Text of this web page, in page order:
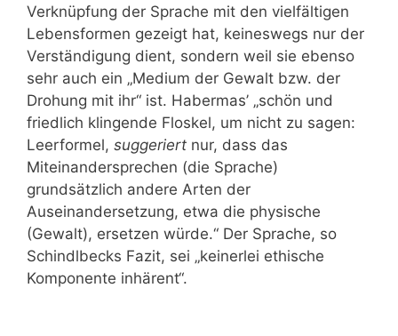
Verknüpfung der Sprache mit den vielfältigen
Lebensformen gezeigt hat, keineswegs nur der
Verständigung dient, sondern weil sie ebenso
sehr auch ein „Medium der Gewalt bzw. der
Drohung mit ihr“ ist. Habermas’ „schön und
friedlich klingende Floskel, um nicht zu sagen:
Leerformel, suggeriert nur, dass das
Miteinandersprechen (die Sprache)
grundsätzlich andere Arten der
Auseinandersetzung, etwa die physische
(Gewalt), ersetzen würde.“ Der Sprache, so
Schindlbecks Fazit, sei „keinerlei ethische
Komponente inhärent“.